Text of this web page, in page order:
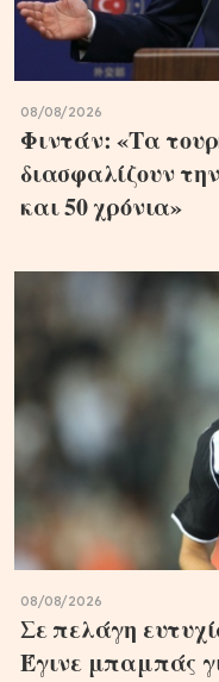
08/08/2026
Φιντάν: «Τα
διασφαλίζουν
και 50 χρόνια»
08/08/2026
Σε πελάγη
Έγινε μπαμπάς